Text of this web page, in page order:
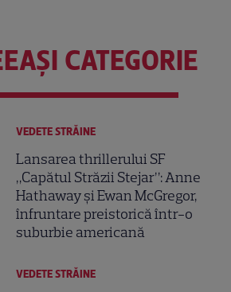
CATEGORIE
VEDETE STRĂINE
Lansarea thrillerului SF
„Capătul Străzii Stejar”: Anne
Hathaway și Ewan McGregor,
înfruntare preistorică într-o
suburbie americană
VEDETE STRĂINE